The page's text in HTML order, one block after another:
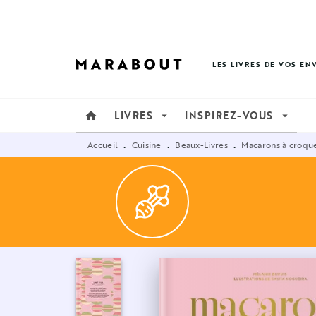
LES LIVRES DE VOS
home LIVRES arrow_drop_down INSPIREZ-VOUS arrow_drop_down
Accueil • Cuisine • Beaux-Livres • Macarons à